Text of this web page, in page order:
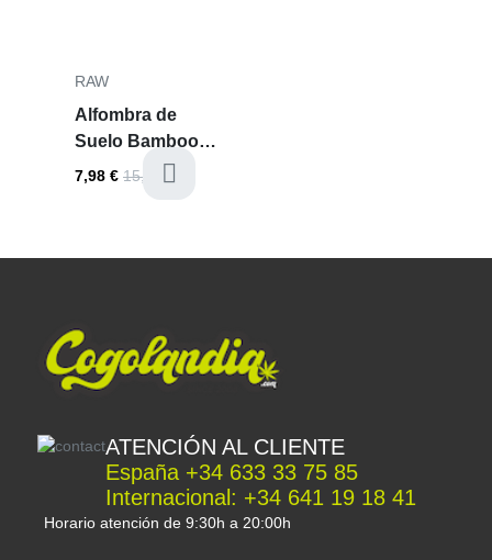
RAW
Alfombra de
Suelo Bamboo
Small - RAW
7,98 € 15,95 €
ATENCIÓN AL CLIENTE
España +34 633 33 75 85
Internacional: +34 641 19 18 41
Horario atención de 9:30h a 20:00h